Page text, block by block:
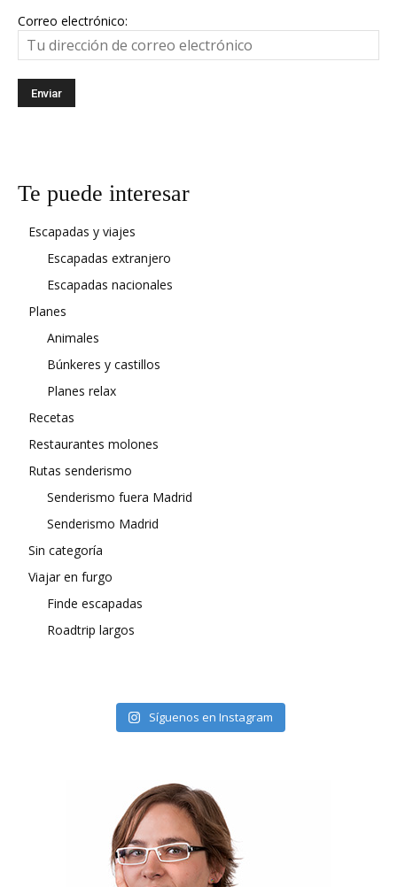
Correo electrónico:
Te puede interesar
Escapadas y viajes
Escapadas extranjero
Escapadas nacionales
Planes
Animales
Búnkeres y castillos
Planes relax
Recetas
Restaurantes molones
Rutas senderismo
Senderismo fuera Madrid
Senderismo Madrid
Sin categoría
Viajar en furgo
Finde escapadas
Roadtrip largos
Síguenos en Instagram